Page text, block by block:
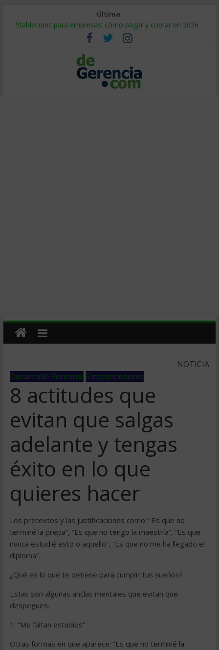
Última:
Stablecoins para empresas: cómo pagar y cobrar en 2026
Despido silencioso: qué es y por qué sale tan caro
IA en selección de personal: cómo auditarla a tiempo
Trabajo forzoso en la cadena de suministro: qué hacer
Mercado hispano de EE. UU.: cómo segmentarlo y venderle
NOTICIA
Desarrollo Personal Emprendedores
8 actitudes que
evitan que salgas
adelante y tengas
éxito en lo que
quieres hacer
Los pretextos y las justificaciones como “ Es que no
terminé la prepa”, “Es que no tengo la maestría”, “Es que
nunca estudié esto o aquello”, “Es que no me ha llegado el
diploma”.
¿Qué es lo que te detiene para cumplir tus sueños?
Estas son algunas anclas mentales que evitan que
despegues.
1. “Me faltan estudios”
Otras formas en que aparece: “Es que no terminé la